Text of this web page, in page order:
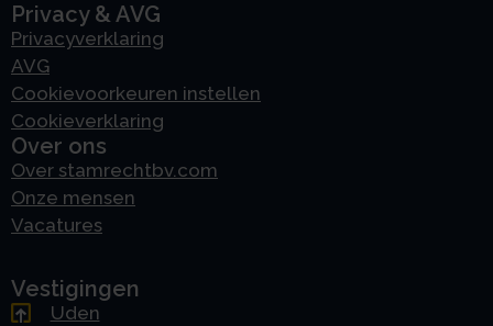
Privacy & AVG
Privacyverklaring
AVG
Cookievoorkeuren instellen
Cookieverklaring
Over ons
Over stamrechtbv.com
Onze mensen
Vacatures
Vestigingen
Uden